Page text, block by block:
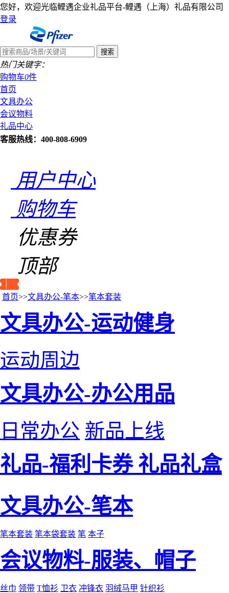
您好，欢迎光临鲤遇企业礼品平台-鲤遇（上海）礼品有限公司
登录
热门关键字：
购物车0件
首页
文具办公
会议物料
礼品中心
客服热线：400-808-6909
用户中心
购物车
优惠券
顶部
首页>>文具办公-笔本>>笔本套装
文具办公-运动健身
运动周边
文具办公-办公用品
日常办公 新品上线
礼品-福利卡券 礼品礼盒
文具办公-笔本
笔本套装 笔本袋套装 笔 本子
会议物料-服装、帽子
丝巾 领带 T恤衫 卫衣 冲锋衣 羽绒马甲 针织衫